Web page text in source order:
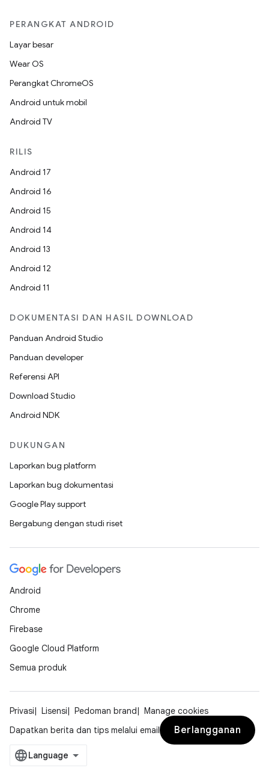
PERANGKAT ANDROID
Layar besar
Wear OS
Perangkat ChromeOS
Android untuk mobil
Android TV
RILIS
Android 17
Android 16
Android 15
Android 14
Android 13
Android 12
Android 11
DOKUMENTASI DAN HASIL DOWNLOAD
Panduan Android Studio
Panduan developer
Referensi API
Download Studio
Android NDK
DUKUNGAN
Laporkan bug platform
Laporkan bug dokumentasi
Google Play support
Bergabung dengan studi riset
Android
Chrome
Firebase
Google Cloud Platform
Semua produk
Privasi Lisensi Pedoman brand
Manage cookies
Dapatkan berita dan tips melalui email
Berlangganan